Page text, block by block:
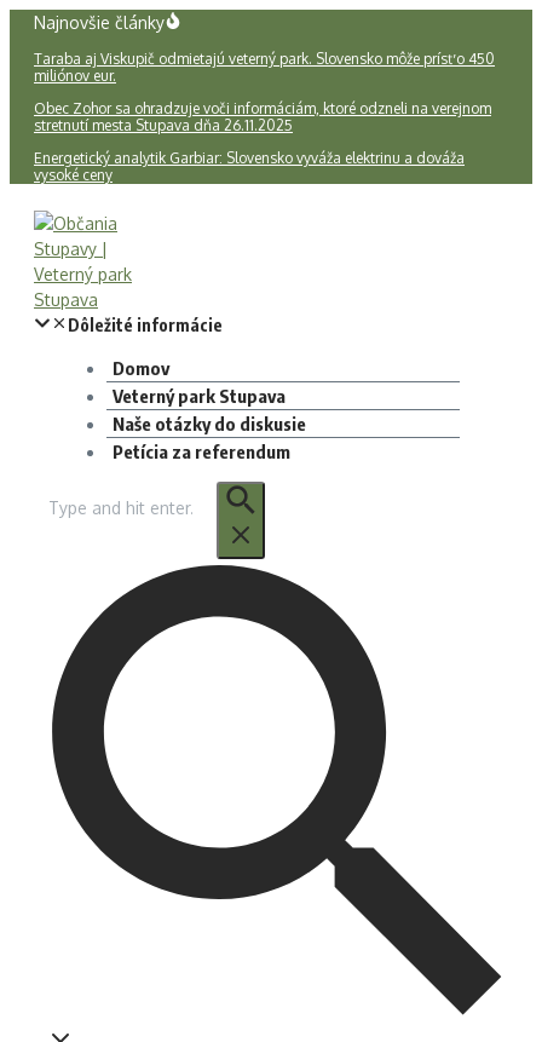
Preskočiť
obsah
Najnovšie články
Taraba aj Viskupič odmietajú veterný park. Slovensko môže prísť o 450
miliónov eur.
Obec Zohor sa ohradzuje voči informáciám, ktoré odzneli na verejnom
stretnutí mesta Stupava dňa 26.11.2025
Energetický analytik Garbiar: Slovensko vyváža elektrinu a dováža
vysoké ceny
Domov
Veterný park Stupava
Naše otázky do diskusie
Petícia za referendum